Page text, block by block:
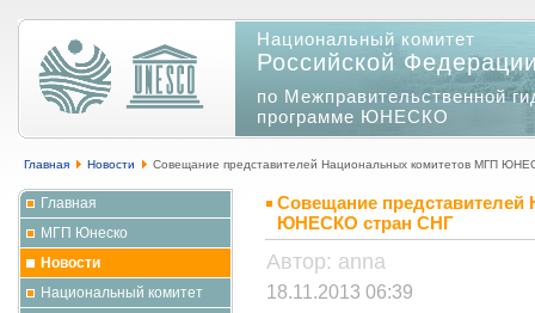
Национальный комитет
Российской
по Межправительственной
программе ЮНЕСКО
Главная Новости Совещание представителей Национальных комитетов МГП
Главная
МГП Юнеско
Новости
Национальный комитет
Совещание
ЮНЕСКО стран СНГ
Автор: anna
18.11.2013 06:39